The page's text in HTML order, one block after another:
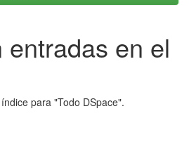
entradas en el
para "Todo DSpace".